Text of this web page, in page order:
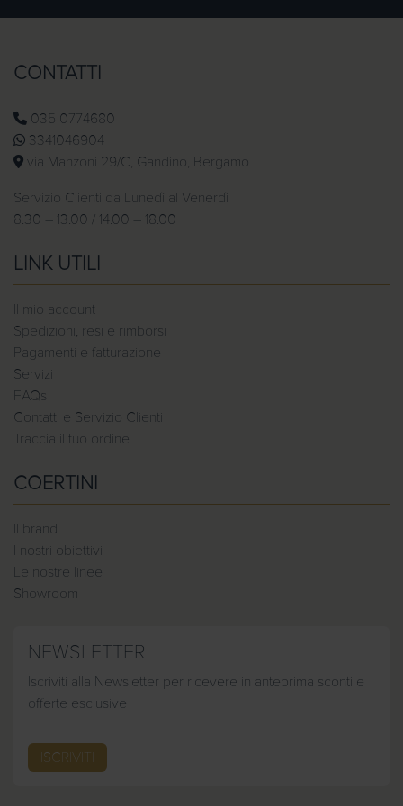
CONTATTI
035 0774680
3341046904
via Manzoni 29/C, Gandino, Bergamo
Servizio Clienti da Lunedì al Venerdì
8.30 – 13.00 / 14.00 – 18.00
LINK UTILI
Il mio account
Spedizioni, resi e rimborsi
Pagamenti e fatturazione
Servizi
FAQs
Contatti e Servizio Clienti
Traccia il tuo ordine
COERTINI
Il brand
I nostri obiettivi
Le nostre linee
Showroom
NEWSLETTER
Iscriviti alla Newsletter per ricevere in anteprima sconti e
offerte esclusive
ISCRIVITI